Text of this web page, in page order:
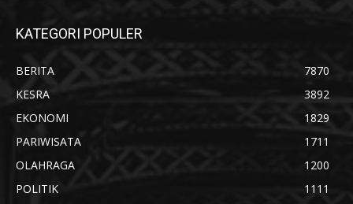
KATEGORI POPULER
BERITA
7870
KESRA
3892
EKONOMI
1829
PARIWISATA
1711
OLAHRAGA
1200
POLITIK
1111